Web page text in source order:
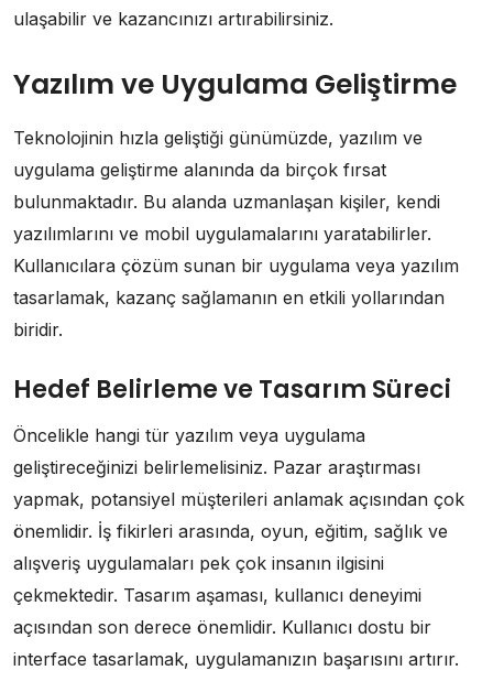
ulaşabilir ve kazancınızı artırabilirsiniz.
Yazılım ve Uygulama Geliştirme
Teknolojinin hızla geliştiği günümüzde, yazılım ve
uygulama geliştirme alanında da birçok fırsat
bulunmaktadır. Bu alanda uzmanlaşan kişiler, kendi
yazılımlarını ve mobil uygulamalarını yaratabilirler.
Kullanıcılara çözüm sunan bir uygulama veya yazılım
tasarlamak, kazanç sağlamanın en etkili yollarından
biridir.
Hedef Belirleme ve Tasarım Süreci
Öncelikle hangi tür yazılım veya uygulama
geliştireceğinizi belirlemelisiniz. Pazar araştırması
yapmak, potansiyel müşterileri anlamak açısından çok
önemlidir. İş fikirleri arasında, oyun, eğitim, sağlık ve
alışveriş uygulamaları pek çok insanın ilgisini
çekmektedir. Tasarım aşaması, kullanıcı deneyimi
açısından son derece önemlidir. Kullanıcı dostu bir
interface tasarlamak, uygulamanızın başarısını artırır.